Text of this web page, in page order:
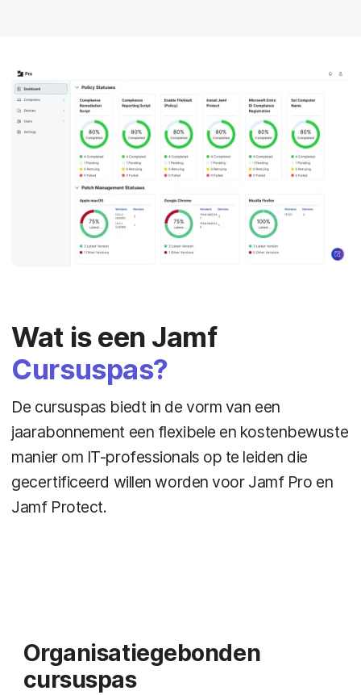
Wat is een Jamf
Cursuspas?
De cursuspas biedt in de vorm van een
jaarabonnement een flexibele en kostenbewuste
manier om IT-professionals op te leiden die
gecertificeerd willen worden voor Jamf Pro en
Jamf Protect.
Organisatiegebonden
cursuspas